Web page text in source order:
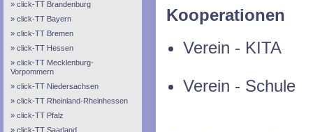
click-TT Brandenburg
click-TT Bayern
click-TT Bremen
click-TT Hessen
click-TT Mecklenburg-
Vorpommern
click-TT Niedersachsen
click-TT Rheinland-Rheinhessen
click-TT Pfalz
click-TT Saarland
Kooperationen
Verein - KITA
Verein - Schule